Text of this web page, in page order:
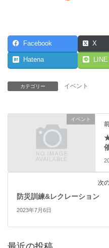
Facebook X
Hatena LINE
カテゴリー イベント
イベント
次
防災訓練&レクレーション
2023年7月6日